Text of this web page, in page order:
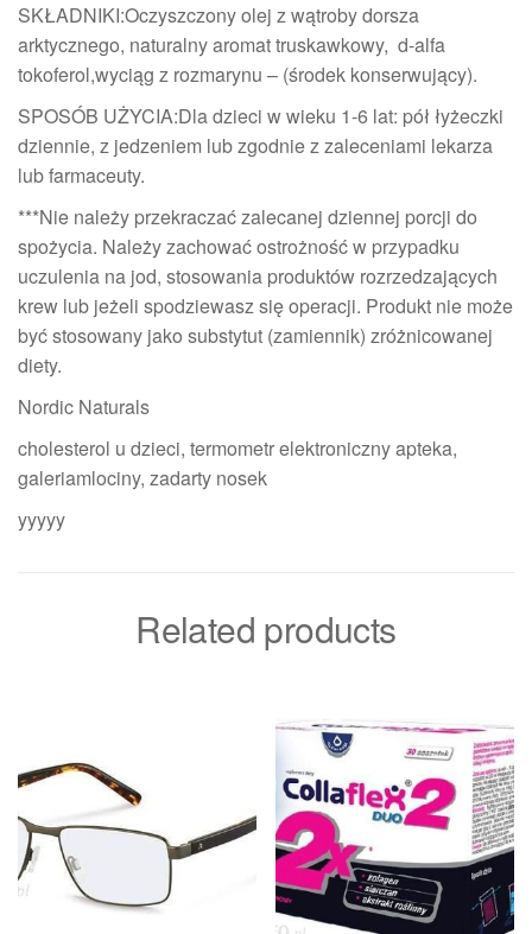
SKŁADNIKI:Oczyszczony olej z wątroby dorsza
arktycznego, naturalny aromat truskawkowy, d-alfa
tokoferol,wyciąg z rozmarynu – (środek konserwujący).
SPOSÓB UŻYCIA:Dla dzieci w wieku 1-6 lat: pół łyżeczki
dziennie, z jedzeniem lub zgodnie z zaleceniami lekarza
lub farmaceuty.
***Nie należy przekraczać zalecanej dziennej porcji do
spożycia. Należy zachować ostrożność w przypadku
uczulenia na jod, stosowania produktów rozrzedzających
krew lub jeżeli spodziewasz się operacji. Produkt nie może
być stosowany jako substytut (zamiennik) zróżnicowanej
diety.
Nordic Naturals
cholesterol u dzieci, termometr elektroniczny apteka,
galeriamlociny, zadarty nosek
yyyyy
Related products